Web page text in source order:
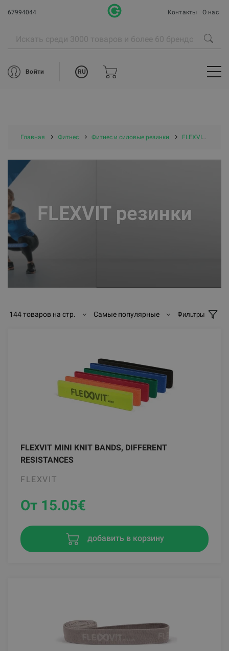
67994044 Контакты О нас
Войти RU
Главная Фитнес Фитнес и силовые резинки FLEXVIT резинки
FLEXVIT резинки
144 товаров на стр. Самые популярные Фильтры
FLEXVIT MINI KNIT BANDS, DIFFERENT
RESISTANCES
FLEXVIT
От 15.05€
добавить в корзину